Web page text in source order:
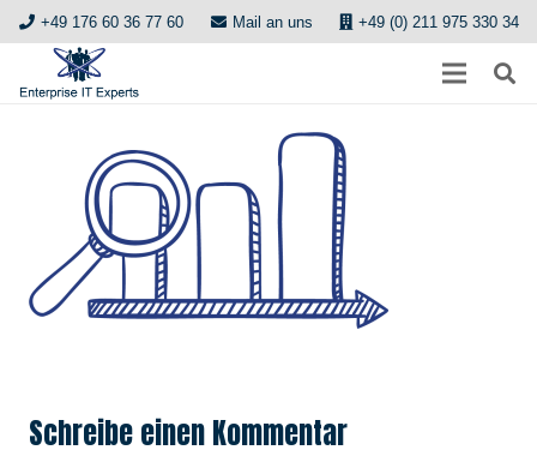
+49 176 60 36 77 60 Mail an uns +49 (0) 211 975 330 34
Schreibe einen Kommentar